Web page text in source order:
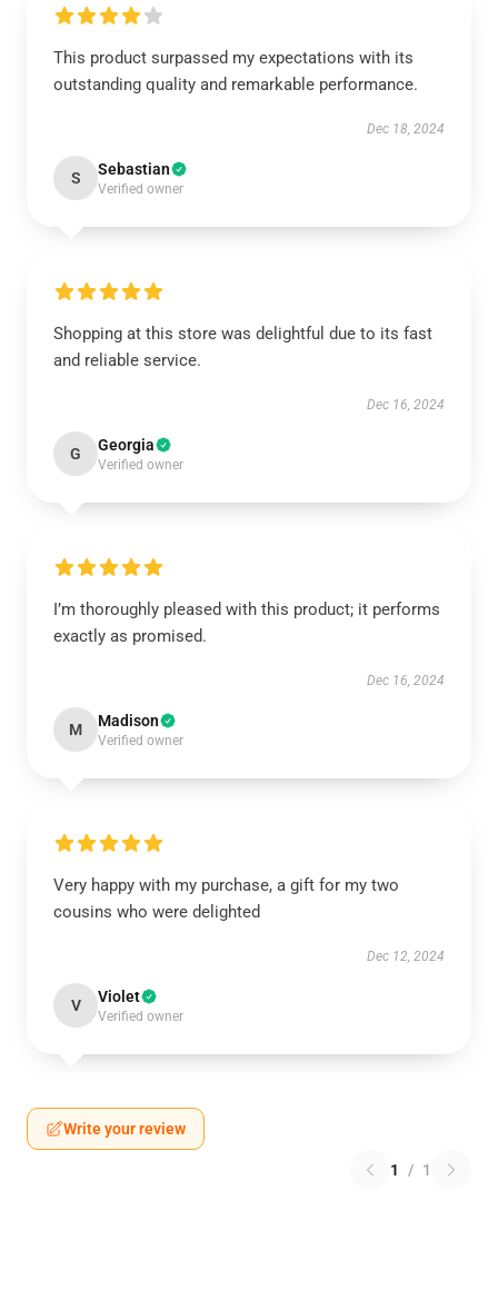
This product surpassed my expectations with its
outstanding quality and remarkable performance.
Dec 18, 2024
S Sebastian
Verified owner
Shopping at this store was delightful due to its fast
and reliable service.
Dec 16, 2024
G Georgia
Verified owner
I’m thoroughly pleased with this product; it performs
exactly as promised.
Dec 16, 2024
M Madison
Verified owner
Very happy with my purchase, a gift for my two
cousins who were delighted
Dec 12, 2024
V Violet
Verified owner
Write your review
1 / 1